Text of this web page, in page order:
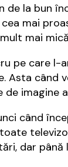
de la bun
mai
mai
pe care l-
Asta când
de imagine
când
dar